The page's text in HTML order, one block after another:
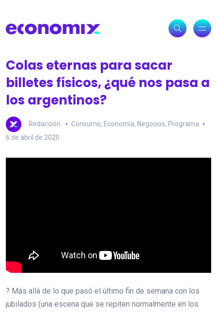
Colas eternas para sacar
billetes físicos, ¿qué nos pasa a
los argentinos?
Redacción Consumo, Economía, Negocios, Programa
6 de abril de 2020
? Más allá de lo que pasó el último fin de semana con los
jubilados (una escena que se repiten normalmente en los